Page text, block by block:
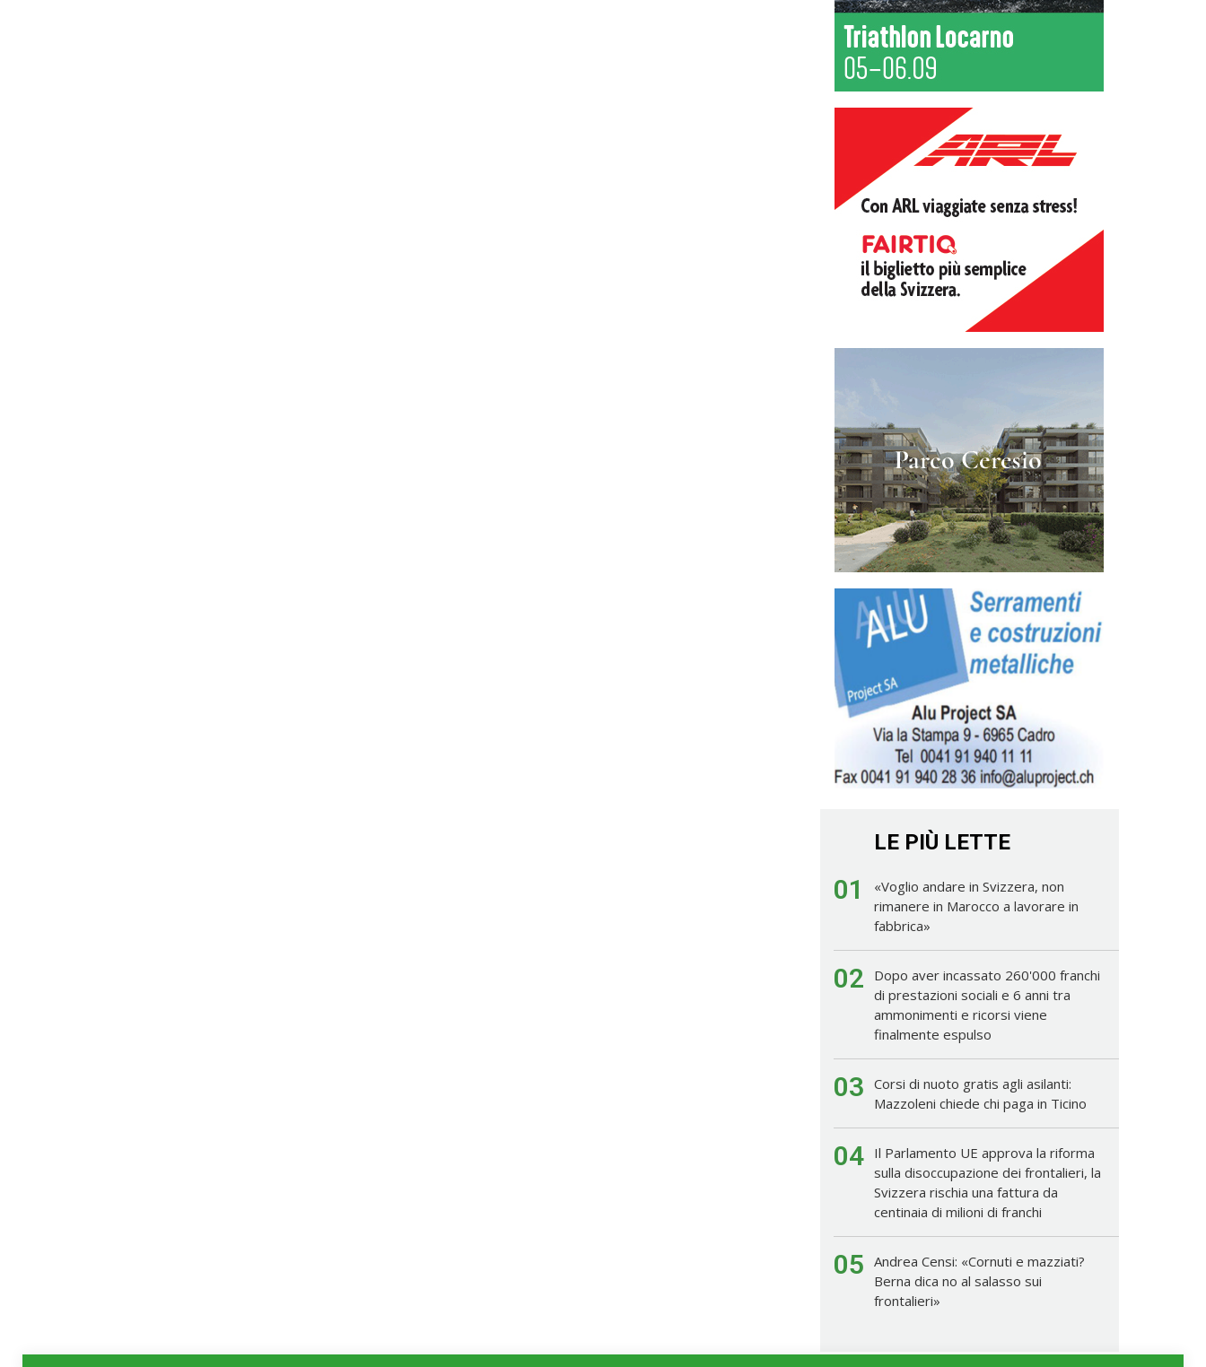
LE PIÙ LETTE
01
«Voglio andare in Svizzera, non
rimanere in Marocco a lavorare in
fabbrica»
02
Dopo aver incassato 260'000 franchi
di prestazioni sociali e 6 anni tra
ammonimenti e ricorsi viene
finalmente espulso
03 Corsi di nuoto gratis agli asilanti:
Mazzoleni chiede chi paga in Ticino
04
Il Parlamento UE approva la riforma
sulla disoccupazione dei frontalieri, la
Svizzera rischia una fattura da
centinaia di milioni di franchi
05 Andrea Censi: «Cornuti e mazziati?
Berna dica no al salasso sui
frontalieri»